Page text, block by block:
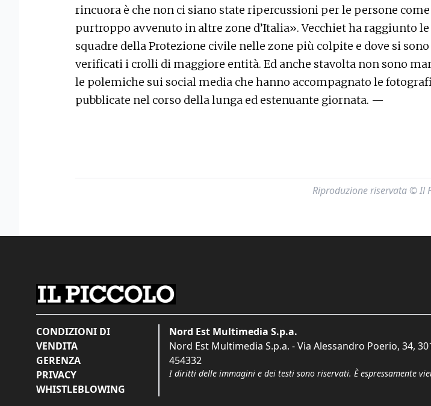
rincuora è che non ci siano state ripercussioni per le persone come
purtroppo avvenuto in altre zone d’Italia». Vecchiet ha raggiunto le
squadre della Protezione civile nelle zone più colpite e dove si sono
verificati i crolli di maggiore entità. Ed anche stavolta non sono
le polemiche sui social media che hanno accompagnato le
pubblicate nel corso della lunga ed estenuante giornata. —
Riproduzione riservata © Il
CONDIZIONI DI
VENDITA
GERENZA
PRIVACY
WHISTLEBLOWING
Nord Est Multimedia S.p.a.
Nord Est Multimedia S.p.a. - Via Alessandro Poerio, 34,
454332
I diritti delle immagini e dei testi sono riservati. È espressamente